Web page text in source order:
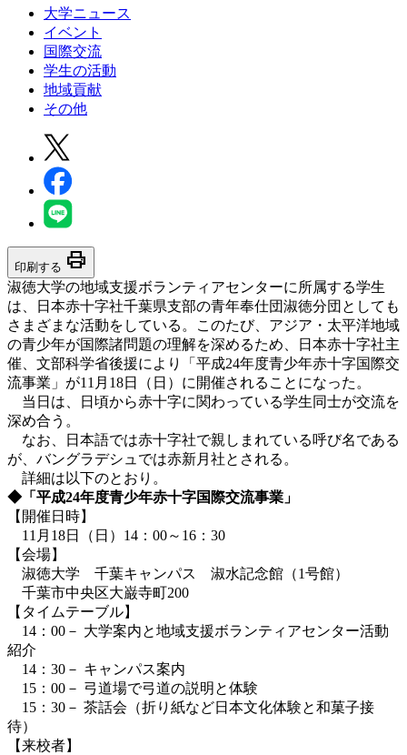
大学ニュース
イベント
国際交流
学生の活動
地域貢献
その他
印刷する print
淑徳大学の地域支援ボランティアセンターに所属する学生
は、日本赤十字社千葉県支部の青年奉仕団淑徳分団としても
さまざまな活動をしている。このたび、アジア・太平洋地域
の青少年が国際諸問題の理解を深めるため、日本赤十字社主
催、文部科学省後援により「平成24年度青少年赤十字国際交
流事業」が11月18日（日）に開催されることになった。
当日は、日頃から赤十字に関わっている学生同士が交流を
深め合う。
なお、日本語では赤十字社で親しまれている呼び名である
が、バングラデシュでは赤新月社とされる。
詳細は以下のとおり。
◆「平成24年度青少年赤十字国際交流事業」
【開催日時】
11月18日（日）14：00～16：30
【会場】
淑徳大学 千葉キャンパス 淑水記念館（1号館）
千葉市中央区大巌寺町200
【タイムテーブル】
14：00－ 大学案内と地域支援ボランティアセンター活動
紹介
14：30－ キャンパス案内
15：00－ 弓道場で弓道の説明と体験
15：30－ 茶話会（折り紙など日本文化体験と和菓子接
待）
【来校者】